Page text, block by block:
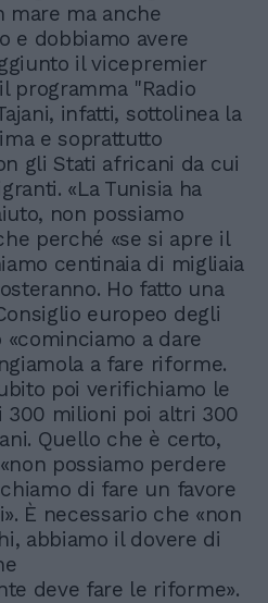
mare ma anche
e dobbiamo avere
il vicepremier
programma "Radio
infatti, sottolinea la
e soprattutto
gli Stati africani da cui
«La Tunisia ha
non possiamo
perché «se si apre il
centinaia di migliaia
Ho fatto una
europeo degli
a dare
a fare riforme.
poi verifichiamo le
300 milioni poi altri 300
Quello che è certo,
possiamo perdere
di fare un favore
È necessario che «non
abbiamo il dovere di
deve fare le riforme».